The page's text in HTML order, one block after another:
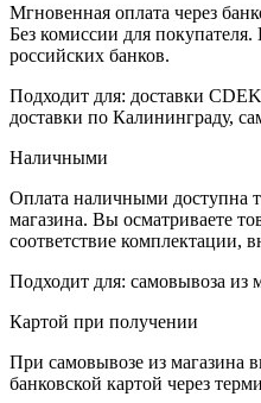
Мгновенная оплата через
Без комиссии для
российских банков.
Подходит для: доставки
доставки по Калининграду,
Наличными
Оплата наличными доступна
магазина. Вы осматриваете
соответствие комплектации,
Подходит для: самовывоза из
Картой при получении
При самовывозе из магазина
банковской картой через